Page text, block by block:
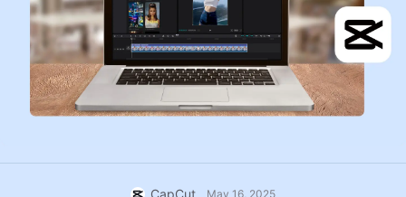
Teks & Audio
Keterangan otomatis
Pengenalan ucapan
Pemasaran
Gaya hidup & Vlog
Desain kustom
Template industri
Template kilas balik
Pusat Kepercayaan
Pusat Bantuan
CapCut May 16, 2025